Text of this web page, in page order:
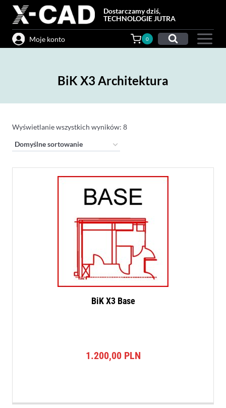
Przejdź
treści
Dostarczamy dziś,
TECHNOLOGIE JUTRA
Moje konto 0
BiK X3 Architektura
Wyświetlanie wszystkich wyników: 8
BiK X3 Base
1.200,00 PLN